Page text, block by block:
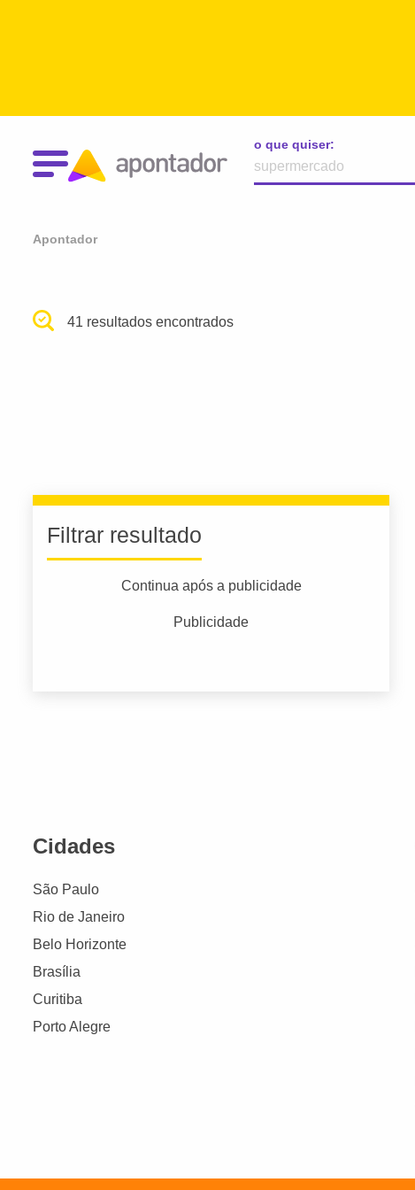
o que quiser:
Apontador
41 resultados encontrados
Filtrar resultado
Continua após a publicidade
Publicidade
Cidades
São Paulo
Rio de Janeiro
Belo Horizonte
Brasília
Curitiba
Porto Alegre